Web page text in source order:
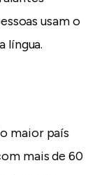
usam o
língua.
maior país
mais de 60